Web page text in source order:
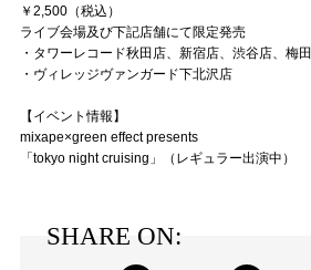
￥2,500（税込）
ライブ会場及び下記店舗にて限定発売
・タワーレコード秋田店、新宿店、渋谷店、梅
・ヴィレッジヴァンガード下北沢店
【イベント情報】
mixape×green effect presents
「tokyo night cruising」（レギュラー出演中）
SHARE ON: